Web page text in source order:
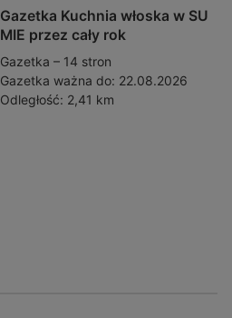
Gazetka Kuchnia włoska w SU
MIE przez cały rok
Gazetka – 14 stron
Gazetka ważna do: 22.08.2026
Odległość: 2,41 km